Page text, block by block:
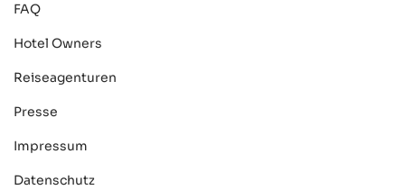
FAQ
Hotel Owners
Reiseagenturen
Presse
Impressum
Datenschutz